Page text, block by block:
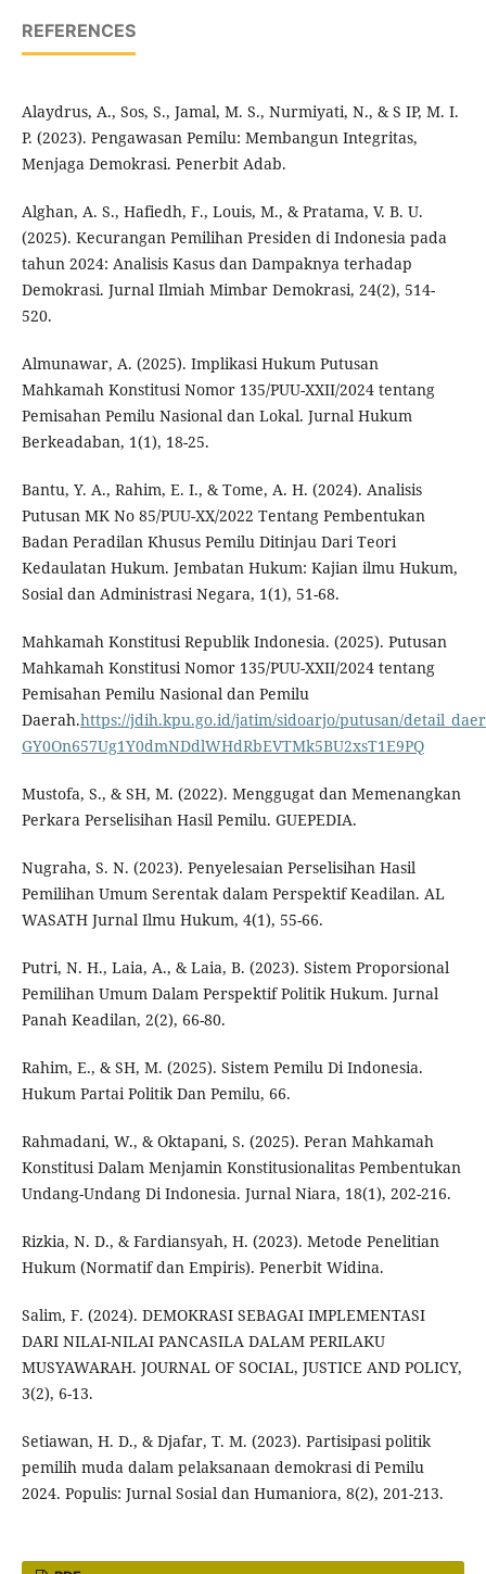
REFERENCES
Alaydrus, A., Sos, S., Jamal, M. S., Nurmiyati, N., & S IP, M. I.
P. (2023). Pengawasan Pemilu: Membangun Integritas,
Menjaga Demokrasi. Penerbit Adab.
Alghan, A. S., Hafiedh, F., Louis, M., & Pratama, V. B. U.
(2025). Kecurangan Pemilihan Presiden di Indonesia pada
tahun 2024: Analisis Kasus dan Dampaknya terhadap
Demokrasi. Jurnal Ilmiah Mimbar Demokrasi, 24(2), 514-
520.
Almunawar, A. (2025). Implikasi Hukum Putusan
Mahkamah Konstitusi Nomor 135/PUU-XXII/2024 tentang
Pemisahan Pemilu Nasional dan Lokal. Jurnal Hukum
Berkeadaban, 1(1), 18-25.
Bantu, Y. A., Rahim, E. I., & Tome, A. H. (2024). Analisis
Putusan MK No 85/PUU-XX/2022 Tentang Pembentukan
Badan Peradilan Khusus Pemilu Ditinjau Dari Teori
Kedaulatan Hukum. Jembatan Hukum: Kajian ilmu Hukum,
Sosial dan Administrasi Negara, 1(1), 51-68.
Mahkamah Konstitusi Republik Indonesia. (2025). Putusan
Mahkamah Konstitusi Nomor 135/PUU-XXII/2024 tentang
Pemisahan Pemilu Nasional dan Pemilu
Daerah.https://jdih.kpu.go.id/jatim/sidoarjo/putusan/
GY0On657Ug1Y0dmNDdlWHdRbEVTMk5BU2xsT1E9PQ
Mustofa, S., & SH, M. (2022). Menggugat dan Memenangkan
Perkara Perselisihan Hasil Pemilu. GUEPEDIA.
Nugraha, S. N. (2023). Penyelesaian Perselisihan Hasil
Pemilihan Umum Serentak dalam Perspektif Keadilan. AL
WASATH Jurnal Ilmu Hukum, 4(1), 55-66.
Putri, N. H., Laia, A., & Laia, B. (2023). Sistem Proporsional
Pemilihan Umum Dalam Perspektif Politik Hukum. Jurnal
Panah Keadilan, 2(2), 66-80.
Rahim, E., & SH, M. (2025). Sistem Pemilu Di Indonesia.
Hukum Partai Politik Dan Pemilu, 66.
Rahmadani, W., & Oktapani, S. (2025). Peran Mahkamah
Konstitusi Dalam Menjamin Konstitusionalitas Pembentukan
Undang-Undang Di Indonesia. Jurnal Niara, 18(1), 202-216.
Rizkia, N. D., & Fardiansyah, H. (2023). Metode Penelitian
Hukum (Normatif dan Empiris). Penerbit Widina.
Salim, F. (2024). DEMOKRASI SEBAGAI IMPLEMENTASI
DARI NILAI-NILAI PANCASILA DALAM PERILAKU
MUSYAWARAH. JOURNAL OF SOCIAL, JUSTICE AND POLICY,
3(2), 6-13.
Setiawan, H. D., & Djafar, T. M. (2023). Partisipasi politik
pemilih muda dalam pelaksanaan demokrasi di Pemilu
2024. Populis: Jurnal Sosial dan Humaniora, 8(2), 201-213.